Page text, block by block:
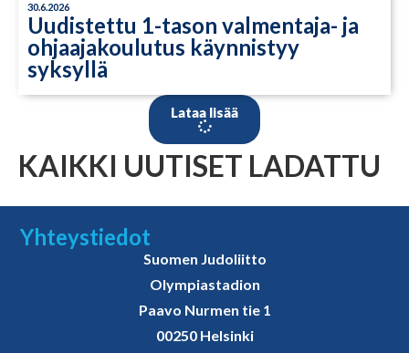
30.6.2026
Uudistettu 1-tason valmentaja- ja
ohjaajakoulutus käynnistyy
syksyllä
Lataa lisää
KAIKKI UUTISET LADATTU
Yhteystiedot
Suomen Judoliitto
Olympiastadion
Paavo Nurmen tie 1
00250 Helsinki